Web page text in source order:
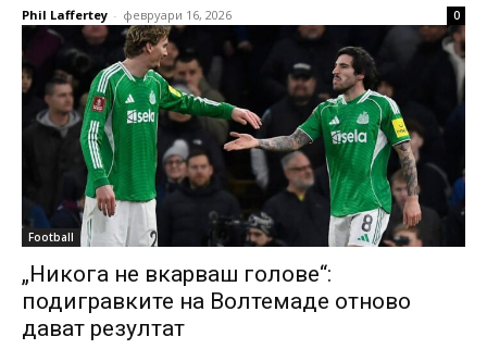
Phil Laffertey - февруари 16, 2026 0
Football
„Никога не вкарваш голове“:
подигравките на Волтемаде отново
дават резултат